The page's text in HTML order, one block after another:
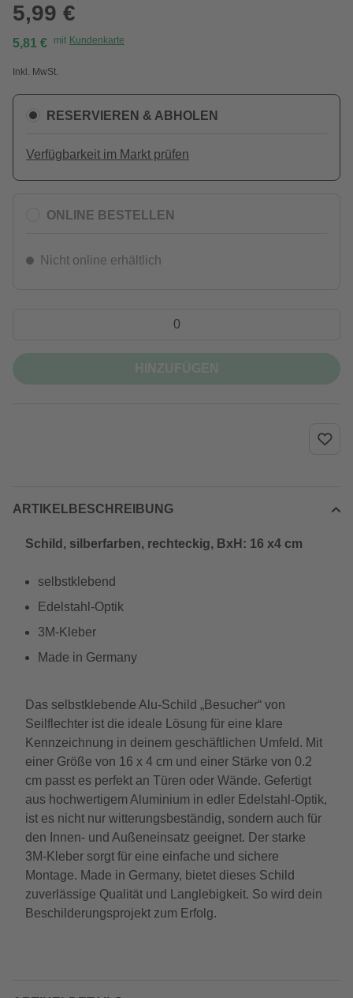
5,99 €
5,81 € mit Kundenkarte
Inkl. MwSt.
RESERVIEREN & ABHOLEN
Verfügbarkeit im Markt prüfen
ONLINE BESTELLEN
Nicht online erhältlich
ARTIKELBESCHREIBUNG
Schild, silberfarben, rechteckig, BxH: 16 x4 cm
selbstklebend
Edelstahl-Optik
3M-Kleber
Made in Germany
Das selbstklebende Alu-Schild „Besucher“ von
Seilflechter ist die ideale Lösung für eine klare
Kennzeichnung in deinem geschäftlichen Umfeld. Mit
einer Größe von 16 x 4 cm und einer Stärke von 0.2
cm passt es perfekt an Türen oder Wände. Gefertigt
aus hochwertigem Aluminium in edler Edelstahl-Optik,
ist es nicht nur witterungsbeständig, sondern auch für
den Innen- und Außeneinsatz geeignet. Der starke
3M-Kleber sorgt für eine einfache und sichere
Montage. Made in Germany, bietet dieses Schild
zuverlässige Qualität und Langlebigkeit. So wird dein
Beschilderungsprojekt zum Erfolg.